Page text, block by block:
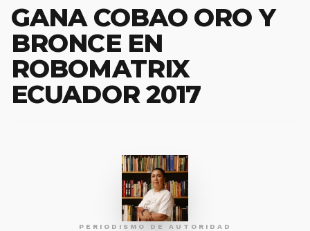
GANA COBAO ORO Y
BRONCE EN
ROBOMATRIX
ECUADOR 2017
PERIODISMO DE AUTORIDAD